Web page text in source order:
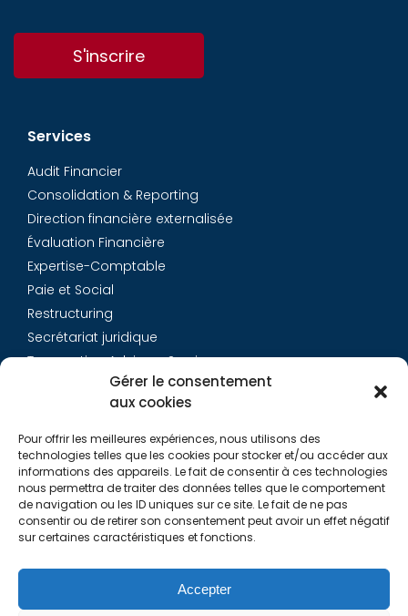
Gérer le consentement
aux cookies
Pour offrir les meilleures expériences, nous utilisons des
technologies telles que les cookies pour stocker et/ou accéder aux
informations des appareils. Le fait de consentir à ces technologies
nous permettra de traiter des données telles que le comportement
de navigation ou les ID uniques sur ce site. Le fait de ne pas
consentir ou de retirer son consentement peut avoir un effet négatif
sur certaines caractéristiques et fonctions.
Accepter
S'inscrire
Services
Audit Financier
Consolidation & Reporting
Direction financière externalisée
Évaluation Financière
Expertise-Comptable
Paie et Social
Restructuring
Secrétariat juridique
Transaction Advisory Services
Équipe
Carrières
Contact
Liens utiles